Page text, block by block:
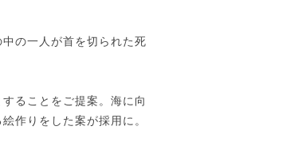
の一人が首を切られた死
ることをご提案。海に向
作りをした案が採用に。